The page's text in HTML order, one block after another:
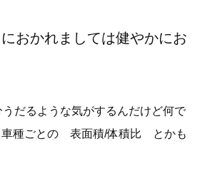
おかれましては健やかにお
だるような気がするんだけど何で
車種ごとの 表面積/体積比 とかも